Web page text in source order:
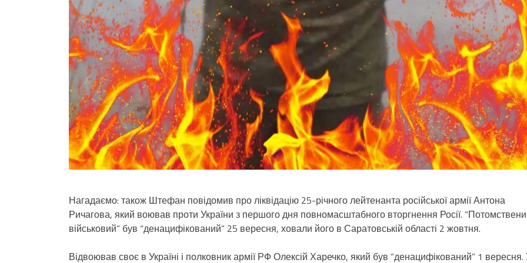
Нагадаємо: також Штефан повідомив про ліквідацію 25-річного лейтенанта російської армії Антона
Ричагова, який воював проти України з першого дня повномасштабного вторгнення Росії.
військовий” був “денацифікований” 25 вересня, ховали його в Саратовській області 2 жовтня.
Відвоював своє в Україні і полковник армії РФ Олексій Харечко, який був “денацифікований” 1 вересня.